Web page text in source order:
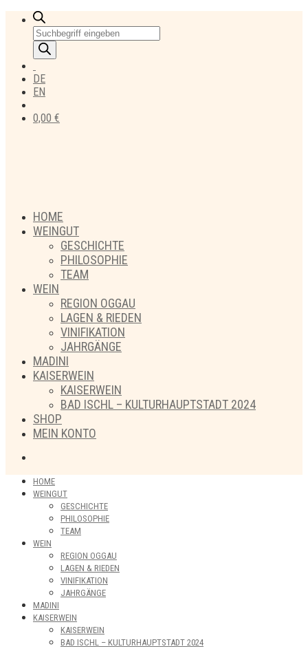
Products
search
DE
EN
0,00 €
HOME
WEINGUT
GESCHICHTE
PHILOSOPHIE
TEAM
WEIN
REGION OGGAU
LAGEN & RIEDEN
VINIFIKATION
JAHRGÄNGE
MADINI
KAISERWEIN
KAISERWEIN
BAD ISCHL – KULTURHAUPTSTADT 2024
SHOP
MEIN KONTO
HOME
WEINGUT
GESCHICHTE
PHILOSOPHIE
TEAM
WEIN
REGION OGGAU
LAGEN & RIEDEN
VINIFIKATION
JAHRGÄNGE
MADINI
KAISERWEIN
KAISERWEIN
BAD ISCHL – KULTURHAUPTSTADT 2024